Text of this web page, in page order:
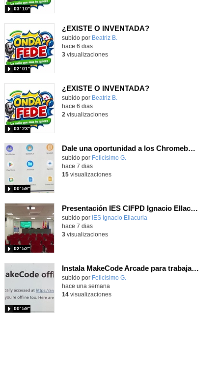
03′ 10″
¿EXISTE O INVENTADA?
Contenido educativo.
subido por Beatriz B.
02′ 01″
hace 6 dias
3visualizaciones
¿EXISTE O INVENTADA?
Contenido educativo.
subido por Beatriz B.
03′ 23″
hace 6 dias
2 visualizaciones
Dale una oportunidad a los Chromebooks y utiliza un proyector para realizar talleres si no tienes pantallas táctiles
Contenido educativo.
subido por Felicisimo G.
00′ 59″
hace 7 dias
15visualizaciones
Presentación IES CIFPD Ignacio Ellacuría
Contenido educativo.
subido por IES Ignacio Ellacuria
02′ 52″
hace 7 dias
3visualizaciones
Instala MakeCode Arcade para trabajar offline en tu tablet, ordenador, Chromebook
Contenido educativo.
subido por Felicisimo G.
00′ 59″
hace una semana
14visualizaciones